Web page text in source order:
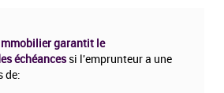
garantit le
échéancessi l'emprunteur a une
de: